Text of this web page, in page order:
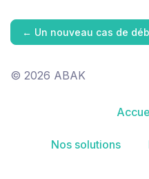
← Un nouveau cas de
© 2026 ABAK
Nos solutions